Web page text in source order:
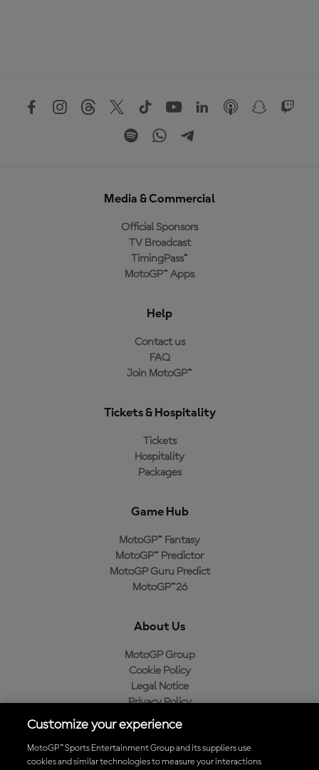
Media & Commercial
Official Sponsors
TV Broadcast
TimingPass™
MotoGP™ Apps
Help
Contact us
FAQ
Join MotoGP™
Tickets & Hospitality
Tickets
Hospitality
Packages
Game Hub
MotoGP™ Fantasy
MotoGP™ Predictor
MotoGP Guru Predict
MotoGP™26
About Us
MotoGP Group
Cookie Policy
Legal Notice
Privacy Policy
Purchase Policy
Customize your experience
MotoGP™ Sports Entertainment Group and its suppliers use
cookies and similar technologies to measure your interactions